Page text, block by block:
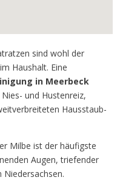
sind wohl der
Haushalt. Eine
in Meerbeck
und Hustenreiz,
Hausstaub-
Milbe ist der häufigste
Augen, triefender
Niedersachsen.